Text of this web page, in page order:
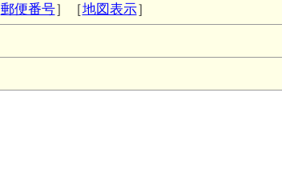
郵便番号］［地図表示］